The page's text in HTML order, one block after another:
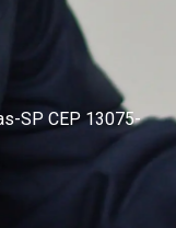
SP CEP 13075-